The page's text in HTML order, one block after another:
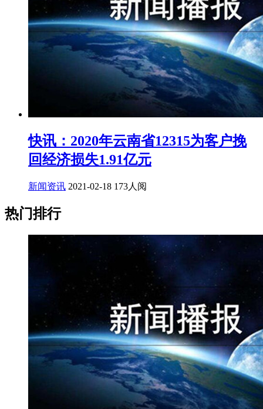
快讯：2020年云南省12315为客户挽
回经济损失1.91亿元
新闻资讯 2021-02-18 173人阅
热门排行